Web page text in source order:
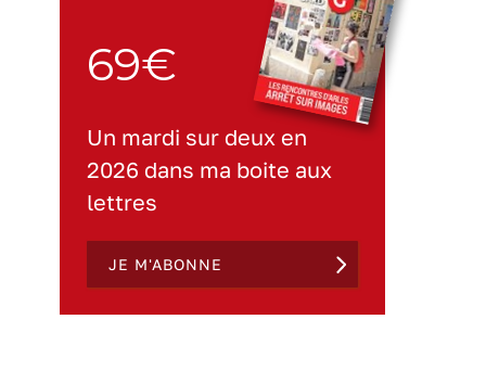
69€
Un mardi sur deux en
2026 dans ma boite aux
lettres
JE M'ABONNE